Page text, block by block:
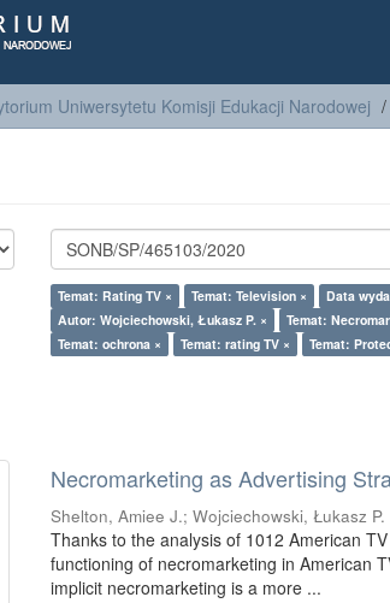
Uniwersytetu Komisji Edukacji Narodowej
Temat: Rating TV × Temat: Television × Data
Autor: Wojciechowski, Łukasz P. ×
Temat:
Temat: ochrona ×
Temat: rating TV × Temat:
Necromarketing as Advertising
Shelton, Amiee J.;Wojciechowski, Łukasz P.
Thanks to the analysis of 1012 American
functioning of necromarketing in American
implicit necromarketing is a more ...